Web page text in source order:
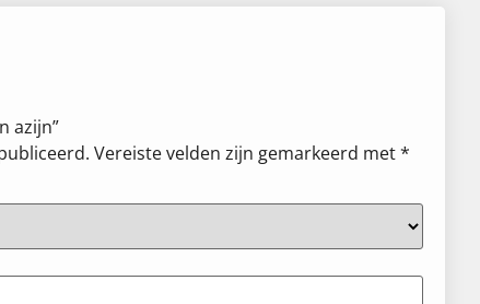
azijn”
Vereiste velden zijn gemarkeerd met*